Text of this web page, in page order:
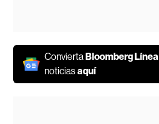
ConviertaBloomberg Línea
noticiasaquí